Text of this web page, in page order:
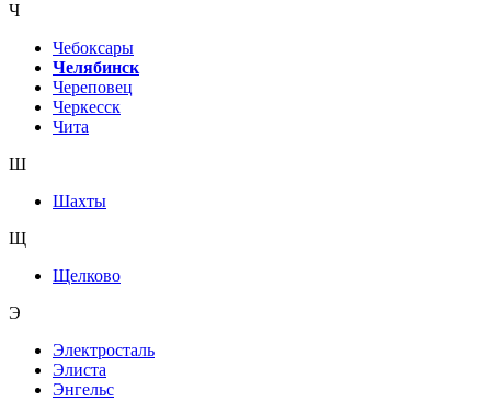
Ч
Чебоксары
Челябинск
Череповец
Черкесск
Чита
Ш
Шахты
Щ
Щелково
Э
Электросталь
Элиста
Энгельс